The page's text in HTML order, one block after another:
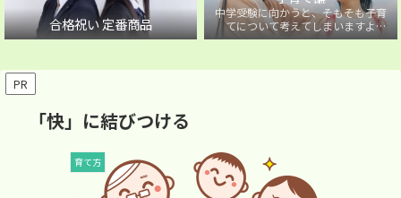
合格祝い 定番商品
中学受験に向かうと、そもそも子育
てについて考えてしまいますよ
ね・・・。中学受験に向かうお子様
PR
「快」に結びつける
育て方